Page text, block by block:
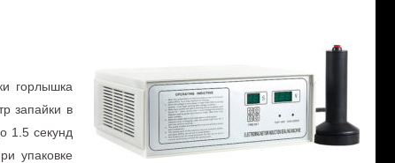
горлышка
запайки в
1.5 секунд
упаковке